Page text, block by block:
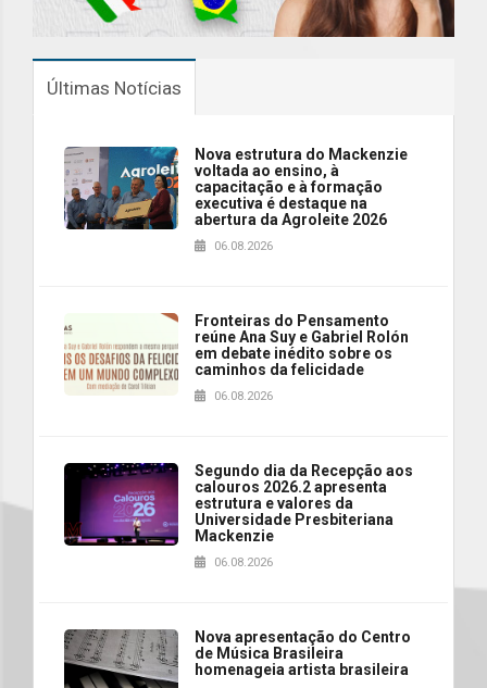
Últimas Notícias
Nova estrutura do Mackenzie
voltada ao ensino, à
capacitação e à formação
executiva é destaque na
abertura da Agroleite 2026
06.08.2026
Fronteiras do Pensamento
reúne Ana Suy e Gabriel Rolón
em debate inédito sobre os
caminhos da felicidade
06.08.2026
Segundo dia da Recepção aos
calouros 2026.2 apresenta
estrutura e valores da
Universidade Presbiteriana
Mackenzie
06.08.2026
Nova apresentação do Centro
de Música Brasileira
homenageia artista brasileira